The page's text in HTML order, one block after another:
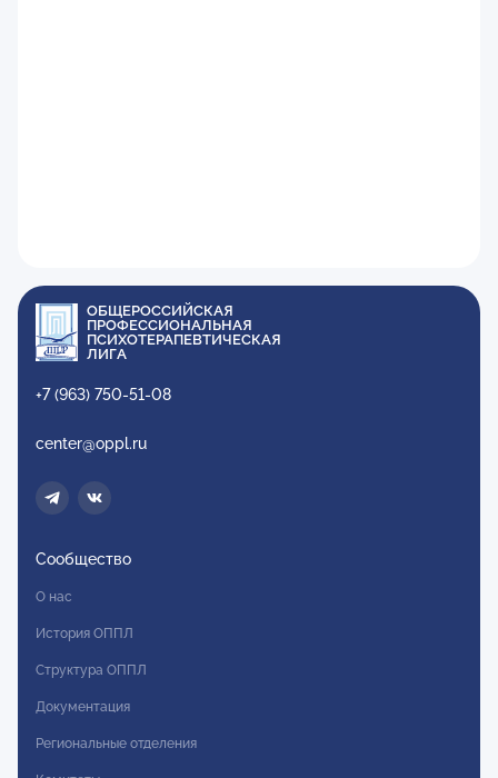
ОБЩЕРОССИЙСКАЯ
ПРОФЕССИОНАЛЬНАЯ
ПСИХОТЕРАПЕВТИЧЕСКАЯ
ЛИГА
+7 (963) 750-51-08
center@oppl.ru
Сообщество
О нас
История ОППЛ
Структура ОППЛ
Документация
Региональные отделения